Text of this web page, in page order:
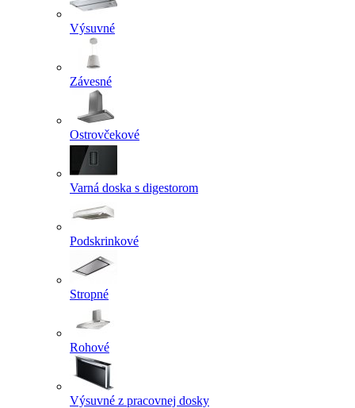
Výsuvné
Závesné
Ostrovčekové
Varná doska s digestorom
Podskrinkové
Stropné
Rohové
Výsuvné z pracovnej dosky